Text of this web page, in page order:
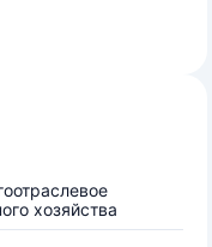
хозяйства